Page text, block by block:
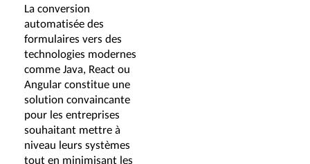
La conversion
automatisée des
formulaires vers des
technologies modernes
comme Java, React ou
Angular constitue une
solution convaincante
pour les entreprises
souhaitant mettre à
niveau leurs systèmes
tout en minimisant les